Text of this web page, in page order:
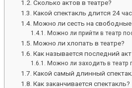
Сколько актов в театре?
Какой спектакль длится 24
Можно ли сесть на свободные
Можно ли прийти в театр
Можно ли хлопать в театре?
Как называется последний акт
Можно ли заходить в театр
Какой самый длинный
Как заканчивается спектакль?